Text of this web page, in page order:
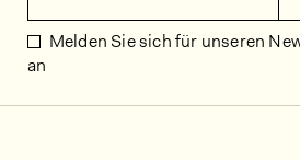
Melden Sie sich für unseren
an